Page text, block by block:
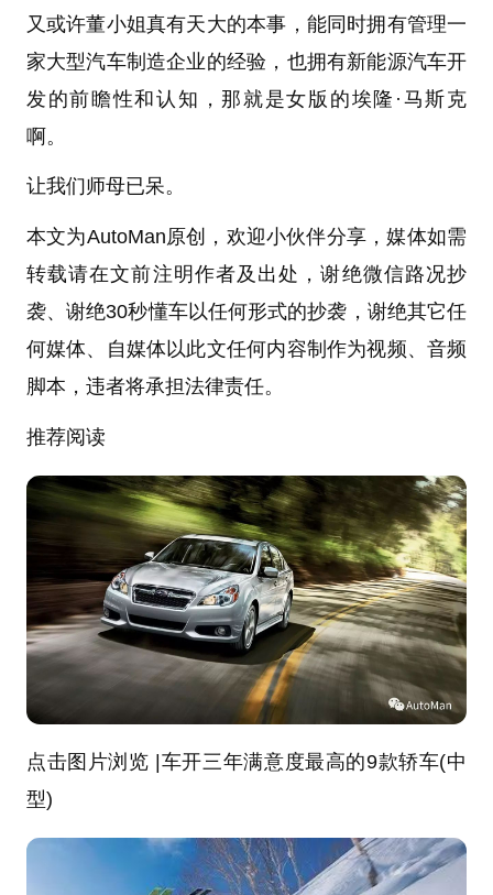
又或许董小姐真有天大的本事，能同时拥有管理一
家大型汽车制造企业的经验，也拥有新能源汽车开
发的前瞻性和认知，那就是女版的埃隆·马斯克
啊。
让我们师母已呆。
本文为AutoMan原创，欢迎小伙伴分享，媒体如需
转载请在文前注明作者及出处，谢绝微信路况抄
袭、谢绝30秒懂车以任何形式的抄袭，谢绝其它任
何媒体、自媒体以此文任何内容制作为视频、音频
脚本，违者将承担法律责任。
推荐阅读
点击图片浏览 |车开三年满意度最高的9款轿车(中
型)